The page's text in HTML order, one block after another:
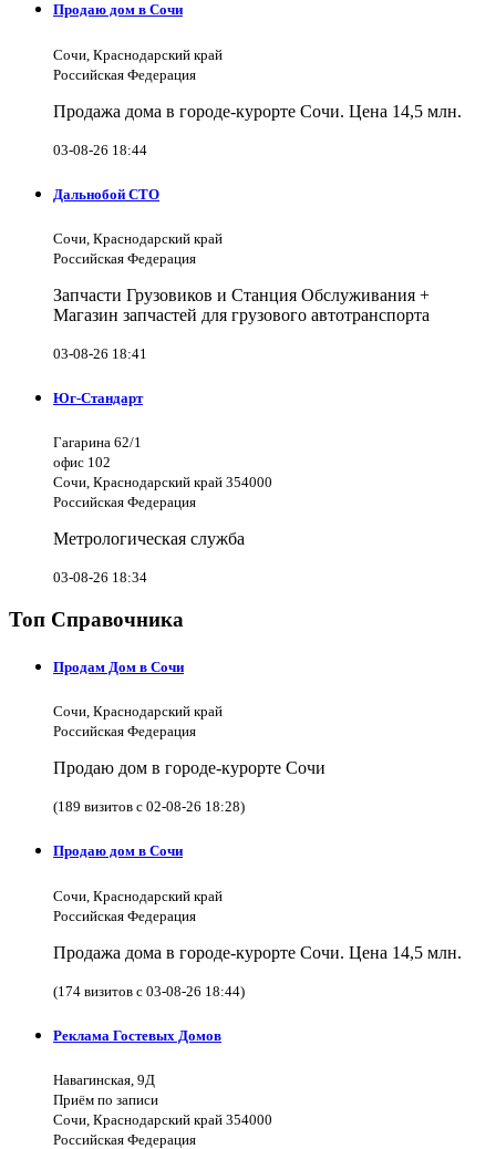
Продаю дом в Сочи
Сочи, Краснодарский край
Российская Федерация
Продажа дома в городе-курорте Сочи. Цена 14,5 млн.
03-08-26 18:44
Дальнобой СТО
Сочи, Краснодарский край
Российская Федерация
Запчасти Грузовиков и Станция Обслуживания +
Магазин запчастей для грузового автотранспорта
03-08-26 18:41
Юг-Стандарт
Гагарина 62/1
офис 102
Сочи, Краснодарский край 354000
Российская Федерация
Метрологическая служба
03-08-26 18:34
Топ Справочника
Продам Дом в Сочи
Сочи, Краснодарский край
Российская Федерация
Продаю дом в городе-курорте Сочи
(189 визитов с 02-08-26 18:28)
Продаю дом в Сочи
Сочи, Краснодарский край
Российская Федерация
Продажа дома в городе-курорте Сочи. Цена 14,5 млн.
(174 визитов с 03-08-26 18:44)
Реклама Гостевых Домов
Навагинская, 9Д
Приём по записи
Сочи, Краснодарский край 354000
Российская Федерация